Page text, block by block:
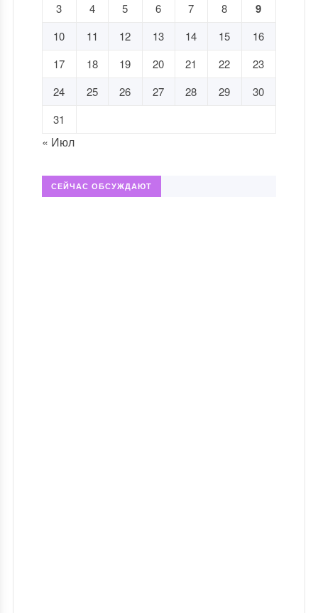
3
4 5 6 7 8 9
10 11 12 13 14 15
16
17
18 19 20 21 22
23
24
25 26 27 28 29
30
31
« Июл
СЕЙЧАС ОБСУЖДАЮТ